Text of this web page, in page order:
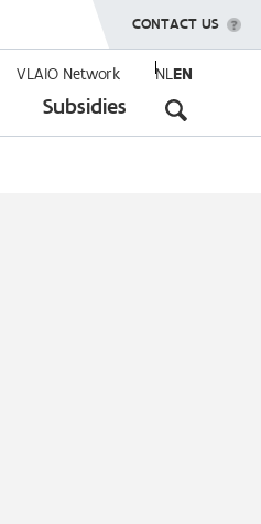
SHOW MENU
CONTACT US
VLAIO Network NLEN
Subsidies